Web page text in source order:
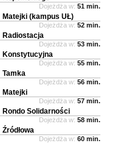
Dojeżdża w: 51 min.
Matejki (kampus UŁ)
Dojeżdża w: 52 min.
Radiostacja
Dojeżdża w: 53 min.
Konstytucyjna
Dojeżdża w: 55 min.
Tamka
Dojeżdża w: 56 min.
Matejki
Dojeżdża w: 57 min.
Rondo Solidarności
Dojeżdża w: 58 min.
Źródłowa
Dojeżdża w: 60 min.